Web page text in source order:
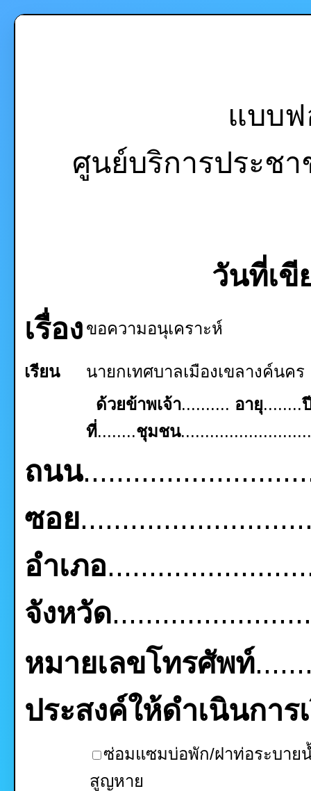
แบบฟ
ศูนย์บริการประชา
วันที่เขี
เรื่อง ขอความอนุเคราะห์
เรียน
นายกเทศบาลเมืองเขลางค์นคร
ด้วยข้าพเจ้า.......... อายุ........
ที่........ชุมชน
ถนน
ซอย
อำเภอ
จังหวัด
หมายเลขโทรศัพท์
ประสงค์ให้ดำเนินการ
ซ่อมแซมบ่อพัก/ฝาท่อระบาย
สูญหาย